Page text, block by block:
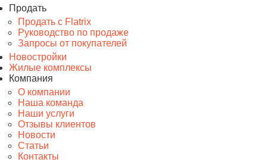
Продать
Продать с Flatrix
Руководство по продаже
Запросы от покупателей
Новостройки
Жилые комплексы
Компания
О компании
Наша команда
Наши услуги
Отзывы клиентов
Новости
Статьи
Контакты